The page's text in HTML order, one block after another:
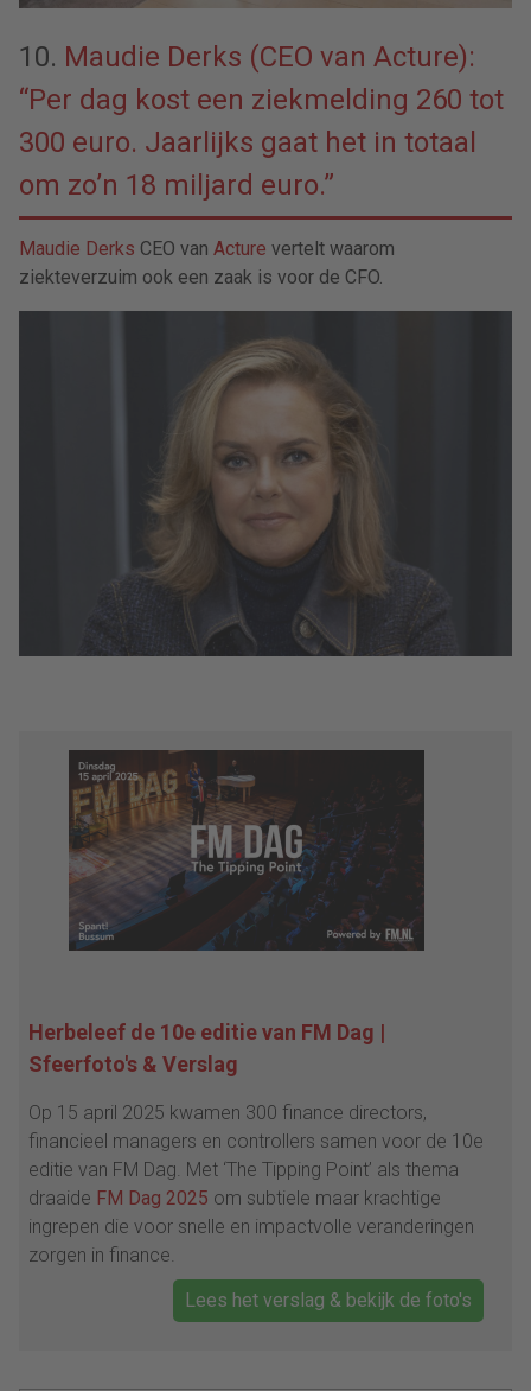
10. Maudie Derks (CEO van Acture):
“Per dag kost een ziekmelding 260 tot
300 euro. Jaarlijks gaat het in totaal
om zo’n 18 miljard euro.”
Maudie Derks CEO van Acture vertelt waarom
ziekteverzuim ook een zaak is voor de CFO.
Herbeleef de 10e editie van FM Dag |
Sfeerfoto's & Verslag
Op 15 april 2025 kwamen 300 finance directors,
financieel managers en controllers samen voor de 10e
editie van FM Dag. Met ‘The Tipping Point’ als thema
draaide FM Dag 2025 om subtiele maar krachtige
ingrepen die voor snelle en impactvolle veranderingen
zorgen in finance.
Lees het verslag & bekijk de foto's